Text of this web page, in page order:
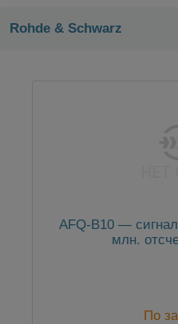
Rohde & Schwarz
AFQ-B10 —
млн.
По